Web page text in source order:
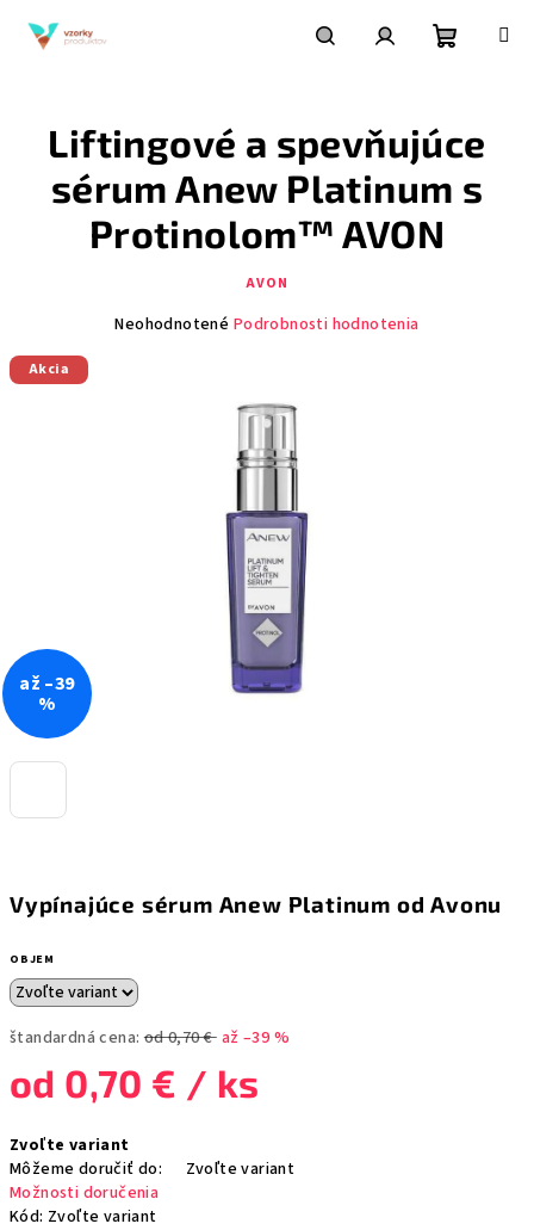
košík
Vypínajúce sérum Anew Platinum od Avonu
OBJEM
štandardná cena: od 0,70 € až –39 %
od 0,70 € / ks
cena:
Zvoľte variant
Môžeme doručiť do:
Zvoľte variant
Možnosti doručenia
Kód: Zvoľte variant
Liftingové a spevňujúce
sérum Anew Platinum s
Protinolom™ AVON
AVON
Priemerné
Neohodnotené Podrobnosti hodnotenia
Akcia
až –39
%